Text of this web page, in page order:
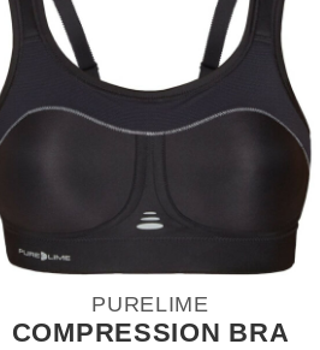
PURELIME
COMPRESSION BRA